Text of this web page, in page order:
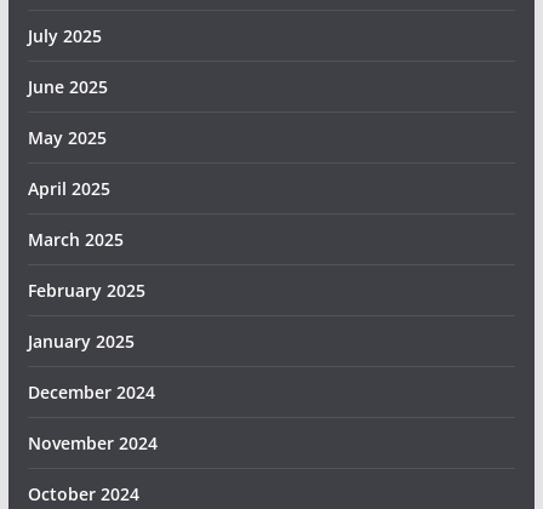
July 2025
June 2025
May 2025
April 2025
March 2025
February 2025
January 2025
December 2024
November 2024
October 2024